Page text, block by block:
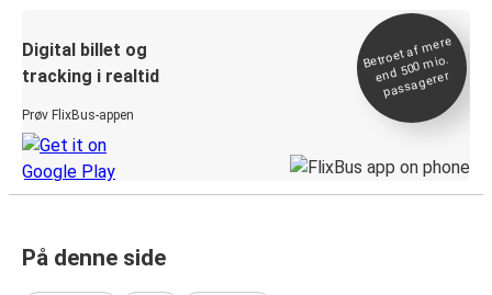
Digital billet og
tracking i realtid
Prøv FlixBus-appen
Betroet af
mere
end 500
mio.
passagerer
På denne side